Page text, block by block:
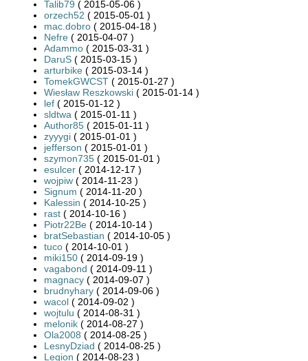
Talib79 ( 2015-05-06 )
orzech52 ( 2015-05-01 )
mac.dobro ( 2015-04-18 )
Nefre ( 2015-04-07 )
Adammo ( 2015-03-31 )
DaruS ( 2015-03-15 )
arturbike ( 2015-03-14 )
TomekGWCST ( 2015-01-27 )
Wiesław Reszkowski ( 2015-01-14 )
lef ( 2015-01-12 )
sldtwa ( 2015-01-11 )
Author85 ( 2015-01-11 )
zyyygi ( 2015-01-01 )
jefferson ( 2015-01-01 )
szymon735 ( 2015-01-01 )
esulcer ( 2014-12-17 )
wojpiw ( 2014-11-23 )
Signum ( 2014-11-20 )
Kalessin ( 2014-10-25 )
rast ( 2014-10-16 )
Piotr22Be ( 2014-10-14 )
bratSebastian ( 2014-10-05 )
tuco ( 2014-10-01 )
miki150 ( 2014-09-19 )
vagabond ( 2014-09-11 )
magnacy ( 2014-09-07 )
brudnyhary ( 2014-09-06 )
wacol ( 2014-09-02 )
wojtulu ( 2014-08-31 )
melonik ( 2014-08-27 )
Ola2008 ( 2014-08-25 )
LesnyDziad ( 2014-08-25 )
Legion ( 2014-08-23 )